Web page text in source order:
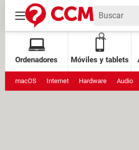
Ordenadores Móviles y tablets
macOS Internet Hardware Audio